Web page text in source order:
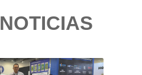
NOTICIAS